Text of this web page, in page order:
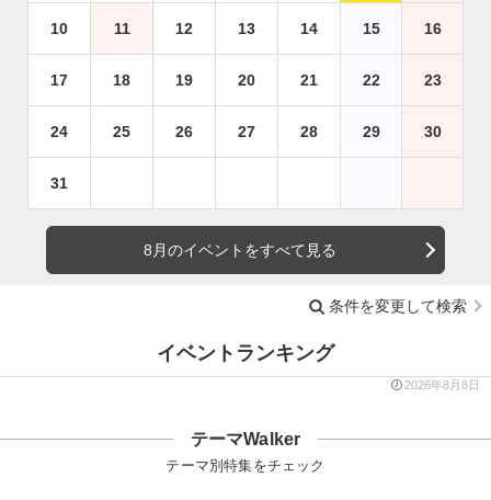
10 11 12 13 14 15 16
17 18 19 20 21 22 23
24 25 26 27 28 29 30
31
8月のイベントをすべて見る
条件を変更して検索
イベントランキング
2026年8月8日
テーマWalker
テーマ別特集をチェック